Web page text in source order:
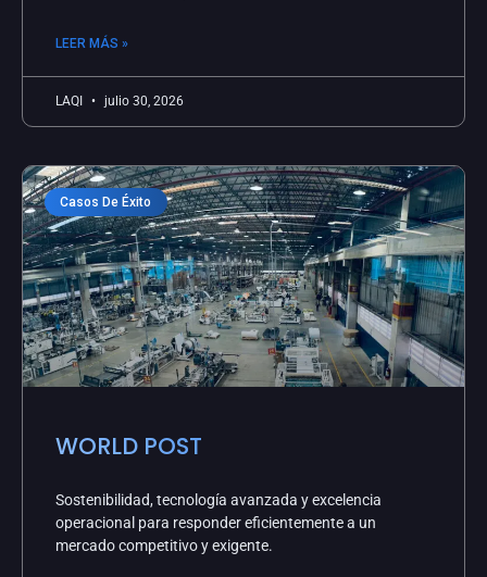
LEER MÁS »
LAQI julio 30, 2026
Casos De Éxito
WORLD POST
Sostenibilidad, tecnología avanzada y excelencia
operacional para responder eficientemente a un
mercado competitivo y exigente.